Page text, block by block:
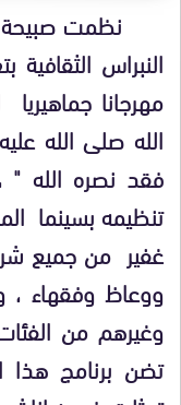
النبراس
مهرجانا
الله صلى الله
فقد نصره الله
تنظيمه بسينما
غفير من جميع
ووعاظ وفقهاء ،
وغيرهم من
تضن برنامج هذا